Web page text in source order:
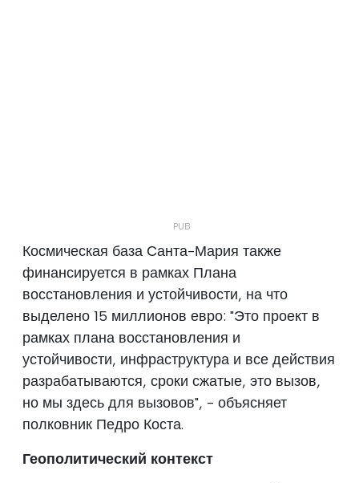
Космическая база Санта-Мария также
финансируется в рамках Плана
восстановления и устойчивости, на что
выделено 15 миллионов евро: "Это проект в
рамках плана восстановления и
устойчивости, инфраструктура и все действия
разрабатываются, сроки сжатые, это вызов,
но мы здесь для вызовов", - объясняет
полковник Педро Коста.
Геополитический контекст